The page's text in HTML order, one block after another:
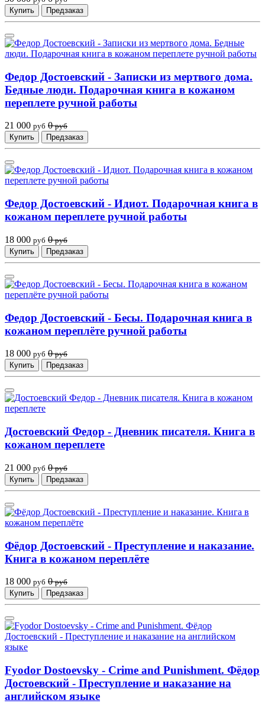
Купить
Предзаказ
Федор Достоевский - Записки из мертвого дома.
Бедные люди. Подарочная книга в кожаном
переплете ручной работы
21 000 руб 0 руб
Купить
Предзаказ
Федор Достоевский - Идиот. Подарочная книга в
кожаном переплете ручной работы
18 000 руб 0 руб
Купить
Предзаказ
Федор Достоевский - Бесы. Подарочная книга в
кожаном переплёте ручной работы
18 000 руб 0 руб
Купить
Предзаказ
Достоевский Федор - Дневник писателя. Книга в
кожаном переплете
21 000 руб 0 руб
Купить
Предзаказ
Фёдор Достоевский - Преступление и наказание.
Книга в кожаном переплёте
18 000 руб 0 руб
Купить
Предзаказ
Fyodor Dostoevsky - Crime and Punishment. Фёдор
Достоевский - Преступление и наказание на
английском языке